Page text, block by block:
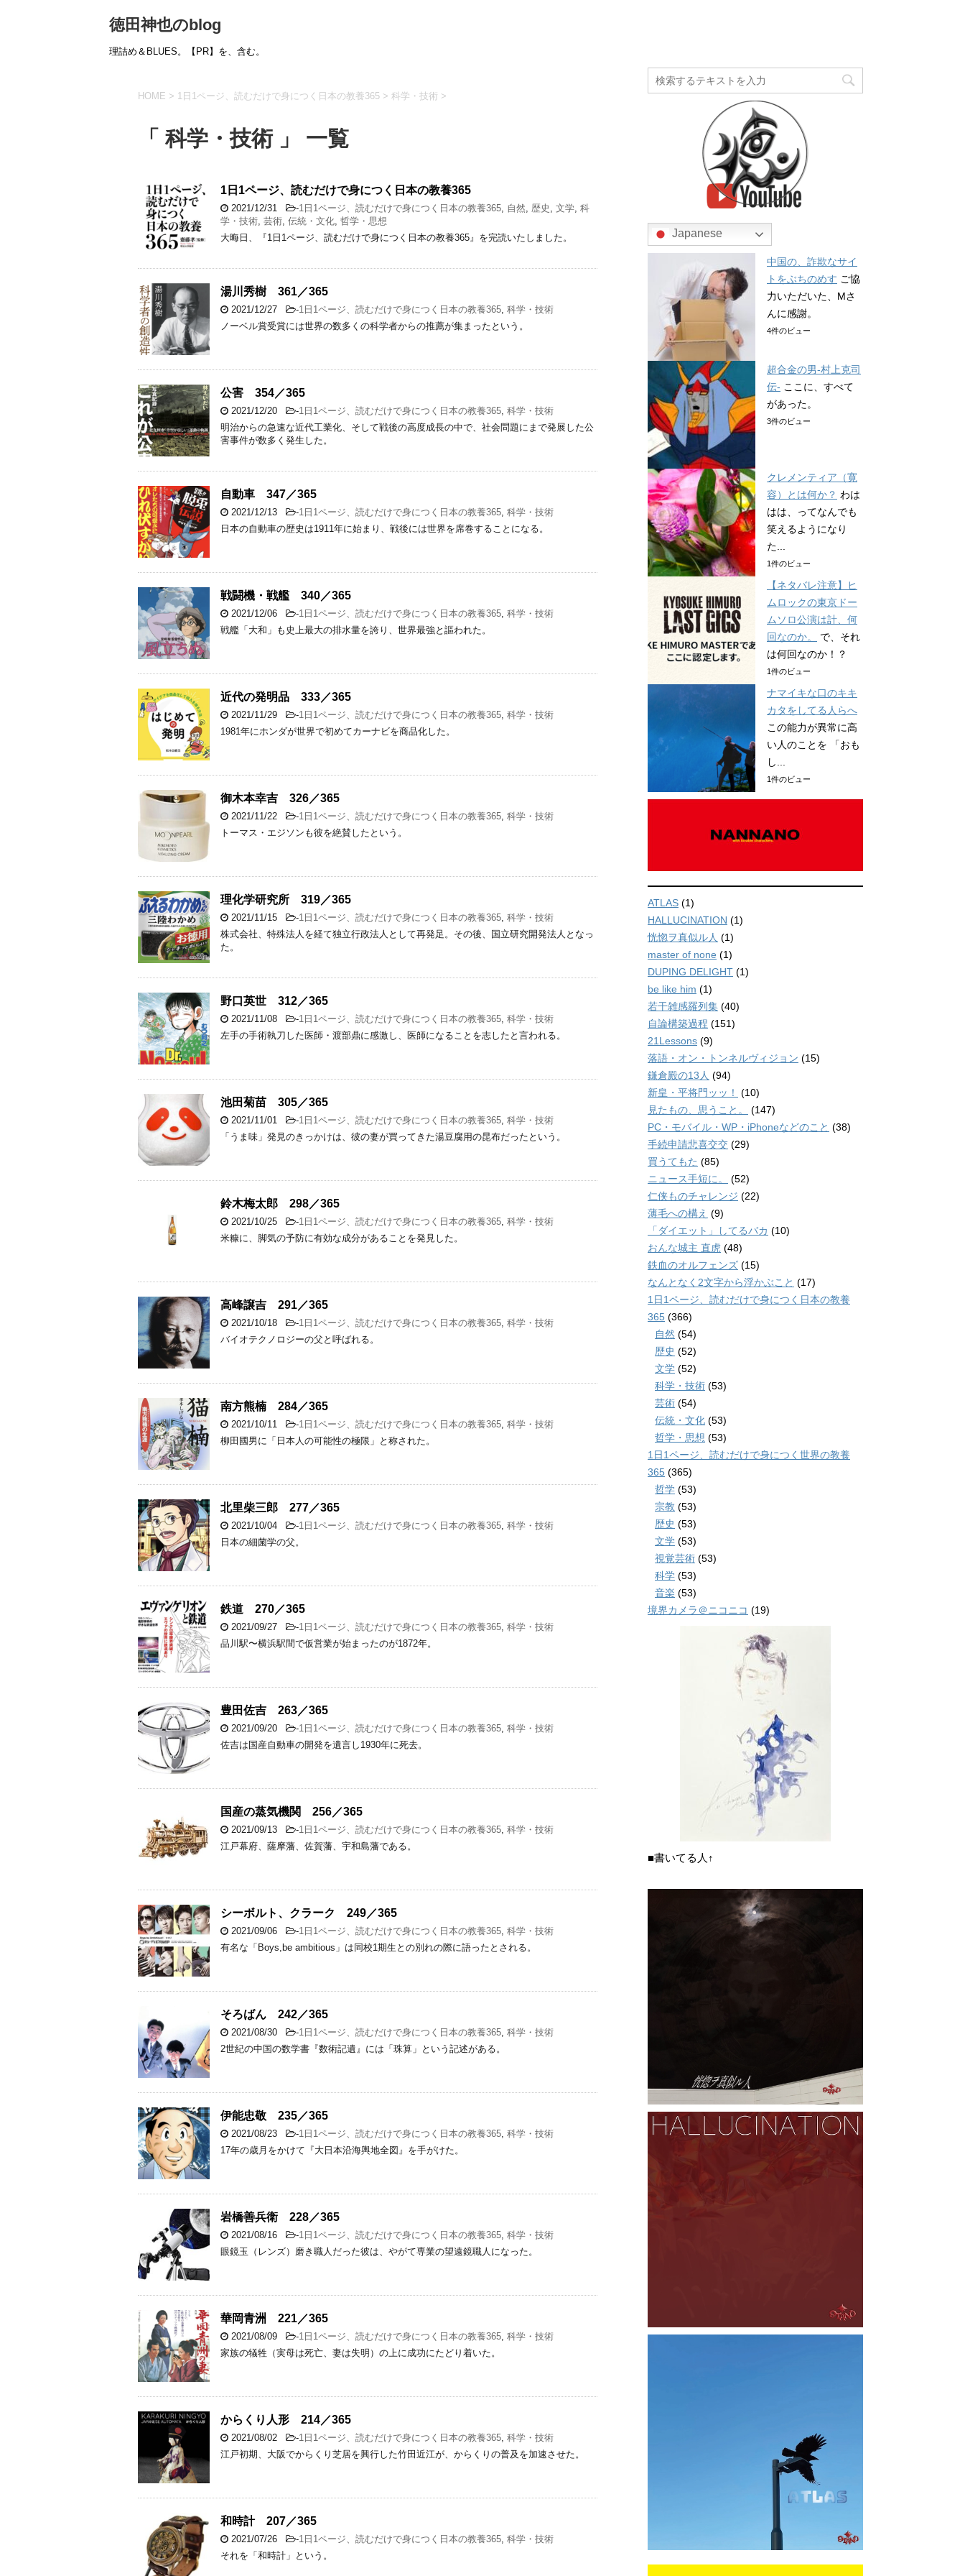
徳田神也のblog
理詰め＆BLUES。【PR】を、含む。
HOME > 1日1ページ、読むだけで身につく日本の教養365 > 科学・技術 >
「 科学・技術 」 一覧
1日1ページ、読むだけで身につく日本の教養365
2021/12/31 -1日1ページ、読むだけで身につく日本の教養365, 自然, 歴史 , 文学, 科
学・技術, 芸術, 伝統・文化, 哲学・思想
大晦日、『1日1ページ、読むだけで身につく日本の教養365』を完読いたしました。
湯川秀樹 361／365
2021/12/27 -1日1ページ、読むだけで身につく日本の教養365, 科学・技術
ノーベル賞受賞には世界の数多くの科学者からの推薦が集まったという。
公害 354／365
2021/12/20 -1日1ページ、読むだけで身につく日本の教養365, 科学・技術
明治からの急速な近代工業化、そして戦後の高度成長の中で、社会問題にまで発展した公
害事件が数多く発生した。
自動車 347／365
2021/12/13 -1日1ページ、読むだけで身につく日本の教養365, 科学・技術
日本の自動車の歴史は1911年に始まり、戦後には世界を席巻することになる。
戦闘機・戦艦 340／365
2021/12/06 -1日1ページ、読むだけで身につく日本の教養365, 科学・技術
戦艦「大和」も史上最大の排水量を誇り、世界最強と謳われた。
近代の発明品 333／365
2021/11/29 -1日1ページ、読むだけで身につく日本の教養365, 科学・技術
1981年にホンダが世界で初めてカーナビを商品化した。
御木本幸吉 326／365
2021/11/22 -1日1ページ、読むだけで身につく日本の教養365, 科学・技術
トーマス・エジソンも彼を絶賛したという。
理化学研究所 319／365
2021/11/15 -1日1ページ、読むだけで身につく日本の教養365, 科学・技術
株式会社、特殊法人を経て独立行政法人として再発足。その後、国立研究開発法人となっ
た。
野口英世 312／365
2021/11/08 -1日1ページ、読むだけで身につく日本の教養365, 科学・技術
左手の手術執刀した医師・渡部鼎に感激し、医師になることを志したと言われる。
池田菊苗 305／365
2021/11/01 -1日1ページ、読むだけで身につく日本の教養365, 科学・技術
「うま味」発見のきっかけは、彼の妻が買ってきた湯豆腐用の昆布だったという。
鈴木梅太郎 298／365
2021/10/25 -1日1ページ、読むだけで身につく日本の教養365, 科学・技術
米糠に、脚気の予防に有効な成分があることを発見した。
高峰譲吉 291／365
2021/10/18 -1日1ページ、読むだけで身につく日本の教養365, 科学・技術
バイオテクノロジーの父と呼ばれる。
南方熊楠 284／365
2021/10/11 -1日1ページ、読むだけで身につく日本の教養365, 科学・技術
柳田國男に「日本人の可能性の極限」と称された。
北里柴三郎 277／365
2021/10/04 -1日1ページ、読むだけで身につく日本の教養365, 科学・技術
日本の細菌学の父。
鉄道 270／365
2021/09/27 -1日1ページ、読むだけで身につく日本の教養365, 科学・技術
品川駅〜横浜駅間で仮営業が始まったのが1872年。
豊田佐吉 263／365
2021/09/20 -1日1ページ、読むだけで身につく日本の教養365, 科学・技術
佐吉は国産自動車の開発を遺言し1930年に死去。
国産の蒸気機関 256／365
2021/09/13 -1日1ページ、読むだけで身につく日本の教養365, 科学・技術
江戸幕府、薩摩藩、佐賀藩、宇和島藩である。
シーボルト、クラーク 249／365
2021/09/06 -1日1ページ、読むだけで身につく日本の教養365, 科学・技術
有名な「Boys,be ambitious」は同校1期生との別れの際に語ったとされる。
そろばん 242／365
2021/08/30 -1日1ページ、読むだけで身につく日本の教養365, 科学・技術
2世紀の中国の数学書『数術記遺』には「珠算」という記述がある。
伊能忠敬 235／365
2021/08/23 -1日1ページ、読むだけで身につく日本の教養365, 科学・技術
17年の歳月をかけて『大日本沿海輿地全図』を手がけた。
岩橋善兵衛 228／365
2021/08/16 -1日1ページ、読むだけで身につく日本の教養365, 科学・技術
眼鏡玉（レンズ）磨き職人だった彼は、やがて専業の望遠鏡職人になった。
華岡青洲 221／365
2021/08/09 -1日1ページ、読むだけで身につく日本の教養365, 科学・技術
家族の犠牲（実母は死亡、妻は失明）の上に成功にたどり着いた。
からくり人形 214／365
2021/08/02 -1日1ページ、読むだけで身につく日本の教養365, 科学・技術
江戸初期、大阪でからくり芝居を興行した竹田近江が、からくりの普及を加速させた。
和時計 207／365
2021/07/26 -1日1ページ、読むだけで身につく日本の教養365, 科学・技術
それを「和時計」という。
Japanese
中国の、詐欺なサイ
トをぶちのめす ご協
力いただいた、Mさ
んに感謝。
4件のビュー
超合金の男-村上克司
伝- ここに、すべて
があった。
3件のビュー
クレメンティア（寛
容）とは何か？ わは
はは、ってなんでも
笑えるようになり
た...
1件のビュー
【ネタバレ注意】ヒ
ムロックの東京ドー
ムソロ公演は計、何
回なのか。
で、それ
は何回なのか！？
1件のビュー
ナマイキな口のキキ
カタをしてる人らへ
この能力が異常に高
い人のことを 「おも
し...
1件のビュー
ATLAS (1)
HALLUCINATION (1)
恍惚ヲ真似ル人 (1)
master of none (1)
DUPING DELIGHT (1)
be like him (1)
若干雑感羅列集 (40)
自論構築過程 (151)
21Lessons (9)
落語・オン・トンネルヴィジョン (15)
鎌倉殿の13人 (94)
新皇・平将門ッッ！
(10)
見たもの、思うこと。
(147)
PC・モバイル・WP・iPhoneなどのこと (38)
手続申請悲喜交交 (29)
買うてもた (85)
ニュース手短に。
(52)
仁侠ものチャレンジ (22)
薄毛への構え (9)
「ダイエット」してるバカ (10)
おんな城主 直虎 (48)
鉄血のオルフェンズ (15)
なんとなく2文字から浮かぶこと (17)
1日1ページ、読むだけで身につく日本の教養
365 (366)
自然 (54)
歴史 (52)
文学 (52)
科学・技術 (53)
芸術 (54)
伝統・文化 (53)
哲学・思想 (53)
1日1ページ、読むだけで身につく世界の教養
365 (365)
哲学 (53)
宗教 (53)
歴史 (53)
文学 (53)
視覚芸術 (53)
科学 (53)
音楽 (53)
境界カメラ＠ニコニコ (19)
■書いてる人↑